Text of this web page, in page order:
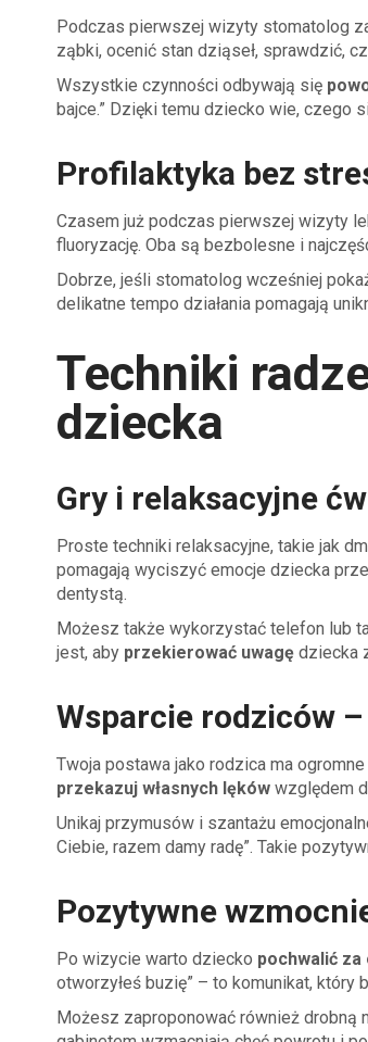
Podczas pierwszej wizyty stomatolog
ząbki, ocenić stan dziąseł, sprawdzić,
Wszystkie czynności odbywają się
bajce.” Dzięki temu dziecko wie, czego
Profilaktyka bez
Czasem już podczas pierwszej wizyty
fluoryzację. Oba są bezbolesne i
Dobrze, jeśli stomatolog wcześniej
delikatne tempo działania pomagają
Techniki
dziecka
Gry i relaksacyjne
Proste techniki relaksacyjne, takie jak
pomagają wyciszyć emocje dziecka
dentystą.
Możesz także wykorzystać telefon lub
jest, aby przekierować uwagę dziecka
Wsparcie rodziców
Twoja postawa jako rodzica ma
przekazuj własnych lęków względem
Unikaj przymusów i szantażu
Ciebie, razem damy radę”. Takie
Pozytywne
Po wizycie warto dziecko pochwalić za
otworzyłeś buzię” – to komunikat, który
Możesz zaproponować również drobną